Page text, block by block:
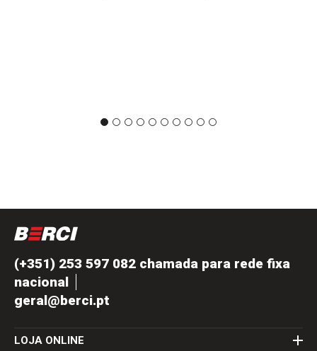
(+351) 253 597 082 chamada para rede fixa
nacional
geral@berci.pt
LOJA ONLINE